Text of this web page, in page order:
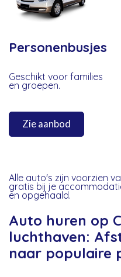
Personenbusjes
Geschikt voor families
en groepen.
Zie aanbod
Alle auto's zijn voorzien
gratis bij je
en opgehaald.
Auto huren op
luchthaven:
naar populaire